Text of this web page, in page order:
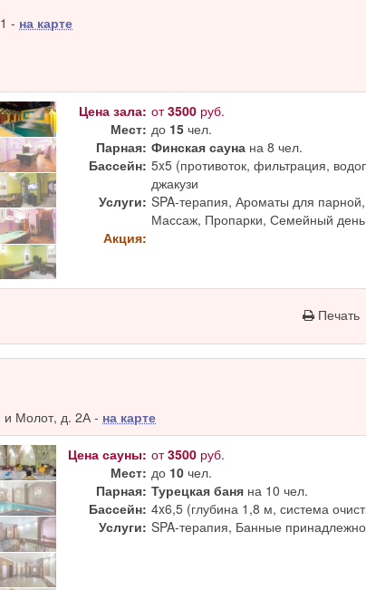
- на карте
Цена зала: от3500 руб.
Мест: до 15 чел.
Парная: Финская сауна на 8 чел.
Бассейн: 5x5 (противоток, фильтрация,
джакузи
Услуги: SPA-терапия, Ароматы для
Массаж, Пропарки, Семейный день
Акция:
Печать
и Молот, д. 2А - на карте
Цена сауны: от3500 руб.
Мест: до 10 чел.
Парная: Турецкая баня на 10 чел.
Бассейн: 4x6,5 (глубина 1,8 м, система
Услуги: SPA-терапия, Банные